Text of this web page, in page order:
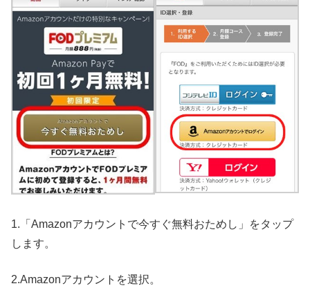
1.「Amazonアカウントで今すぐ無料おためし」をタップ
します。
2.Amazonアカウントを選択。